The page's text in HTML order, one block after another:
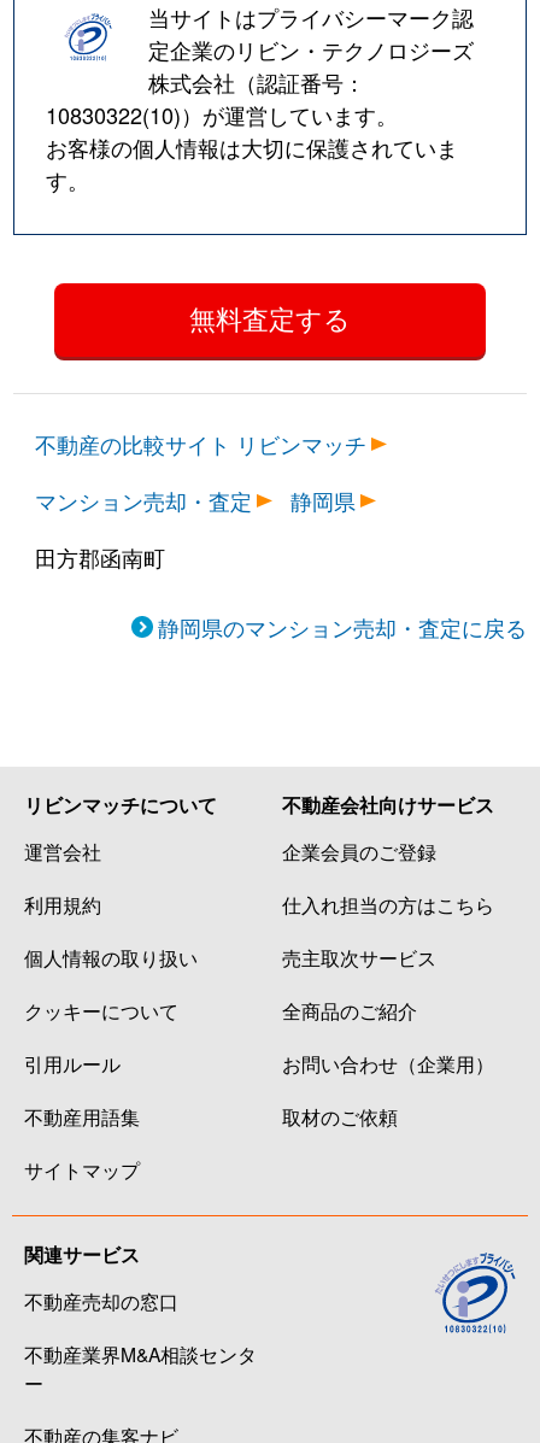
当サイトはプライバシーマーク認
定企業のリビン・テクノロジーズ
株式会社（認証番号：
10830322(10)）が運営しています。
お客様の個人情報は大切に保護されていま
す。
不動産の比較サイト リビンマッチ
マンション売却・査定
静岡県
田方郡函南町
静岡県のマンション売却・査定に戻る
リビンマッチについて
運営会社
利用規約
個人情報の取り扱い
クッキーについて
引用ルール
不動産用語集
サイトマップ
不動産会社向けサービス
企業会員のご登録
仕入れ担当の方はこちら
売主取次サービス
全商品のご紹介
お問い合わせ（企業用）
取材のご依頼
関連サービス
不動産売却の窓口
不動産業界M&A相談センタ
ー
不動産の集客ナビ